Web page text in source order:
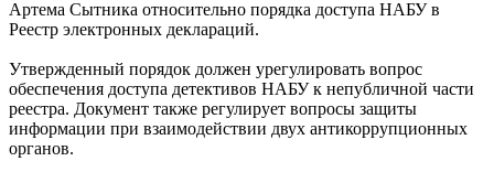
Артема Сытника относительно порядка доступа НАБУ в
Реестр электронных деклараций.
Утвержденный порядок должен урегулировать вопрос
обеспечения доступа детективов НАБУ к непубличной части
реестра. Документ также регулирует вопросы защиты
информации при взаимодействии двух антикоррупционных
органов.